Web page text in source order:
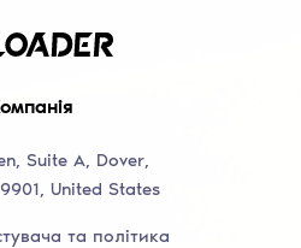
Suite A, Dover,
United States
та політика